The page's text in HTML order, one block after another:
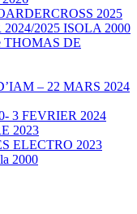
2025
2025 ISOLA 2000
THOMAS DE
– 22 MARS 2024
3 FEVRIER 2024
2023
ELECTRO 2023
2000